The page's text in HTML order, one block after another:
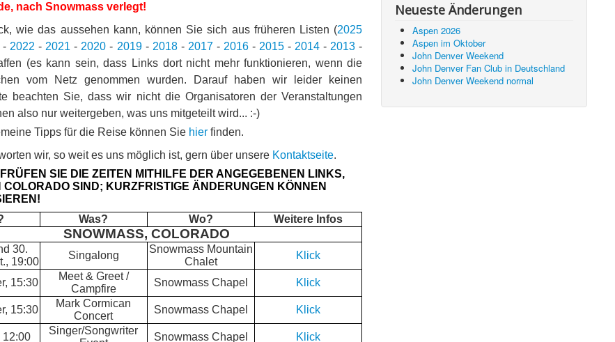
nach Snowmass verlegt!
wie das aussehen kann, können Sie sich aus früheren Listen (2025
2022- 2021 - 2020 - 2019- 2018 - 2017- 2016- 2015 - 2014 - 2013 -
(es kann sein, dass Links dort nicht mehr funktionieren, wenn die
vom Netz genommen wurden. Darauf haben wir leider keinen
beachten Sie, dass wir nicht die Organisatoren der Veranstaltungen
also nur weitergeben, was uns mitgeteilt wird... :-)
Tipps für die Reise können Sie hierfinden.
wir, so weit es uns möglich ist, gern über unsere Kontaktseite.
SIE DIE ZEITEN MITHILFE DER ANGEGEBENEN LINKS,
COLORADO SIND; KURZFRISTIGE ÄNDERUNGEN KÖNNEN
Was? Wo? Weitere Infos
SNOWMASS, COLORADO
30.
19:00
Singalong
Snowmass Mountain
Chalet
Klick
15:30
Meet & Greet /
Campfire
Snowmass Chapel Klick
15:30
Mark Cormican
Concert
Snowmass Chapel Klick
12:00
Singer/Songwriter
Snowmass Chapel Klick
Neueste Änderungen
Aspen 2026
Aspen im Oktober
John Denver Weekend
John Denver Fan Club in Deutschland
John Denver Weekend normal